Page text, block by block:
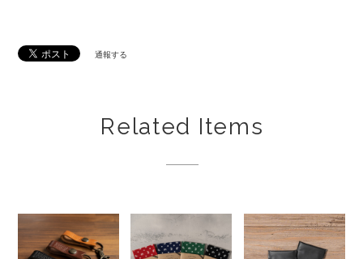
通報する
Related Items